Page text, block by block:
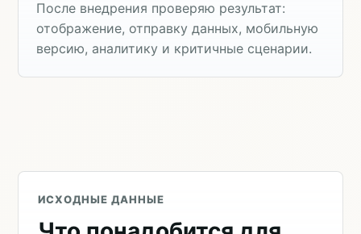
После внедрения проверяю результат:
отображение, отправку данных, мобильную
версию, аналитику и критичные сценарии.
ИСХОДНЫЕ ДАННЫЕ